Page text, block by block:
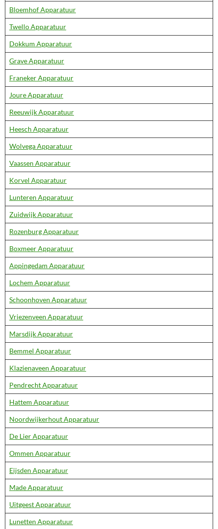
Bloemhof Apparatuur
Twello Apparatuur
Dokkum Apparatuur
Grave Apparatuur
Franeker Apparatuur
Joure Apparatuur
Reeuwijk Apparatuur
Heesch Apparatuur
Wolvega Apparatuur
Vaassen Apparatuur
Korvel Apparatuur
Lunteren Apparatuur
Zuidwijk Apparatuur
Rozenburg Apparatuur
Boxmeer Apparatuur
Appingedam Apparatuur
Lochem Apparatuur
Schoonhoven Apparatuur
Vriezenveen Apparatuur
Marsdijk Apparatuur
Bemmel Apparatuur
Klazienaveen Apparatuur
Pendrecht Apparatuur
Hattem Apparatuur
Noordwijkerhout Apparatuur
De Lier Apparatuur
Ommen Apparatuur
Eijsden Apparatuur
Made Apparatuur
Uitgeest Apparatuur
Lunetten Apparatuur